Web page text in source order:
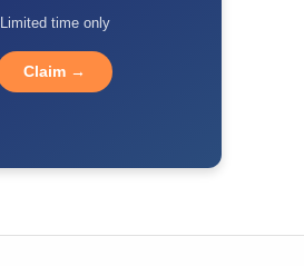
Limited time only
Claim →